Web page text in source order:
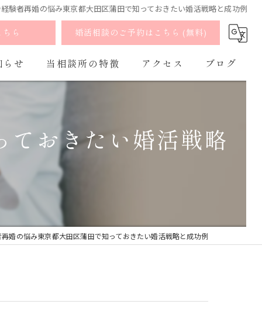
験者再婚の悩み東京都大田区蒲田で知っておきたい婚活戦略と成功例
ら 婚活相談のご予約はこちら (無料)
らせ 当相談所の特徴
お見合い
マッチング
オンライン
アクセス ブログ
ておきたい婚活戦略
婚の悩み東京都大田区蒲田で知っておきたい婚活戦略と成功例